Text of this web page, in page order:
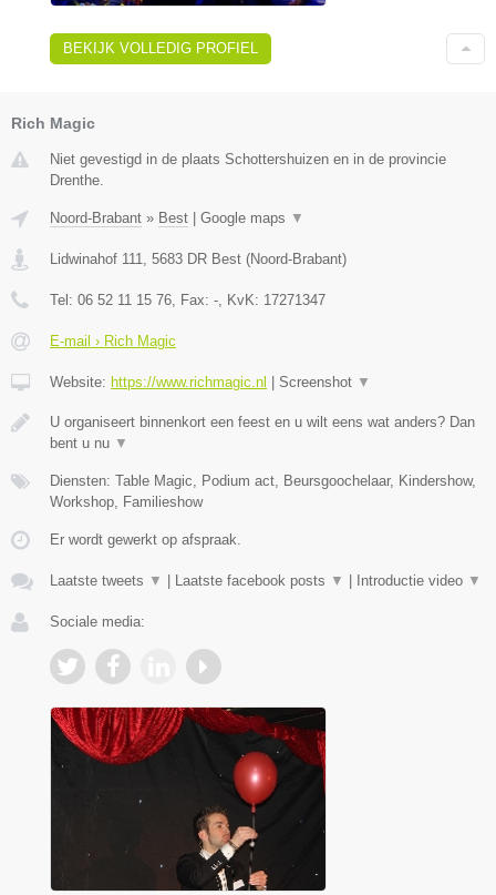
BEKIJK VOLLEDIG PROFIEL
Rich Magic
Niet gevestigd in de plaats Schottershuizen en in de provincie
Drenthe.
Noord-Brabant » Best Google maps ▼
Lidwinahof 111, 5683 DR Best (Noord-Brabant)
Tel: 06 52 11 15 76, Fax: -, KvK: 17271347
E-mail › Rich Magic
Website: https://www.richmagic.nl Screenshot ▼
U organiseert binnenkort een feest en u wilt eens wat anders? Dan
bent u nu ▼
Diensten: Table Magic, Podium act, Beursgoochelaar, Kindershow,
Workshop, Familieshow
Er wordt gewerkt op afspraak.
Laatste tweets ▼ Laatste facebook posts ▼ Introductie video ▼
Sociale media: